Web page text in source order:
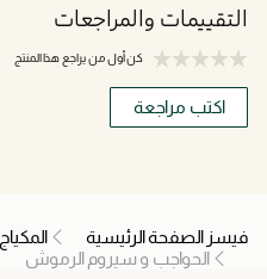
التقييمات والمراجعات
كن أول من يراجع هذا المنتج
اكتب مراجعة
فيسز الصفحة الرئيسية المكياج
الحواجب و سيروم الرموش